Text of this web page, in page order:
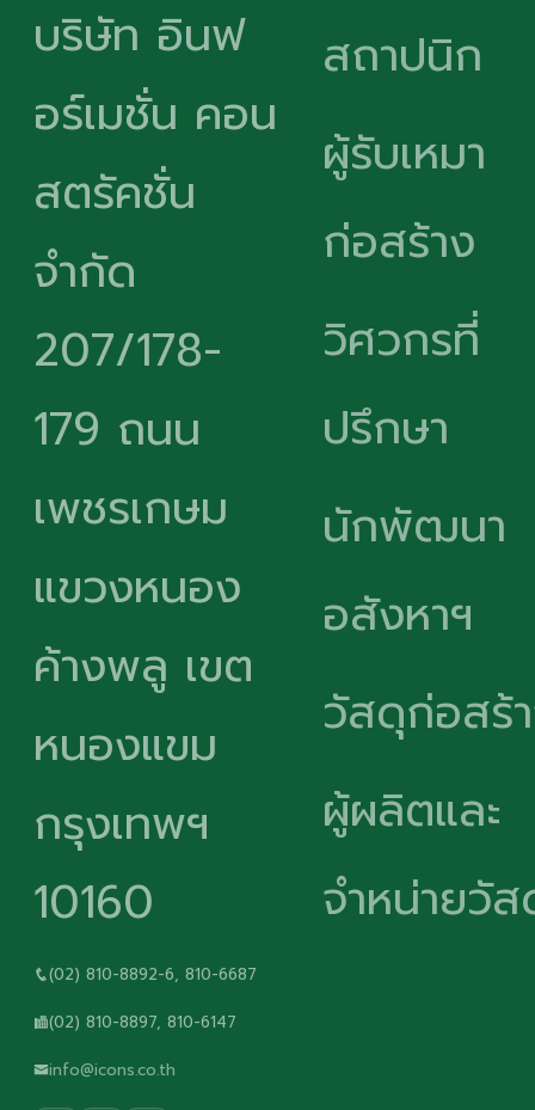
บริษัท อินฟ
อร์เมชั่น คอน
สตรัคชั่น
จำกัด
207/178-
179 ถนน
เพชรเกษม
แขวงหนอง
ค้างพลู เขต
หนองแขม
กรุงเทพฯ
10160
(02) 810-8892-6, 810-6687
(02) 810-8897, 810-6147
info@icons.co.th
สถาปนิก
ผู้รับเหมา
ก่อสร้าง
วิศวกรที่
ปรึกษา
นักพัฒนา
อสังหาฯ
วัสดุก่อสร้
ผู้ผลิตและ
จำหน่ายวั